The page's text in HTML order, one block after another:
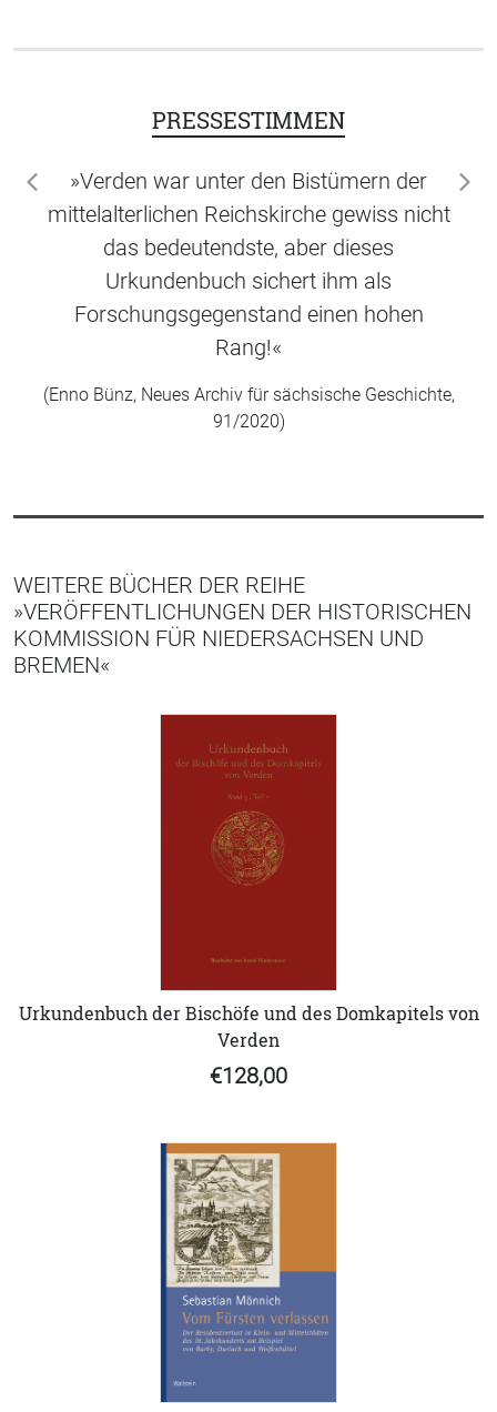
PRESSESTIMMEN
»Verden war unter den Bistümern der
mittelalterlichen Reichskirche gewiss nicht
das bedeutendste, aber dieses
Urkundenbuch sichert ihm als
Forschungsgegenstand einen hohen
Rang!«
(Enno Bünz, Neues Archiv für sächsische Geschichte,
91/2020)
zurück
WEITERE BÜCHER DER REIHE
»VERÖFFENTLICHUNGEN DER HISTORISCHEN
KOMMISSION FÜR NIEDERSACHSEN UND
BREMEN«
Urkundenbuch der Bischöfe und des Domkapitels von
Verden
€128,00